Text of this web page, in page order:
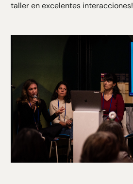
taller en excelentes interacciones!